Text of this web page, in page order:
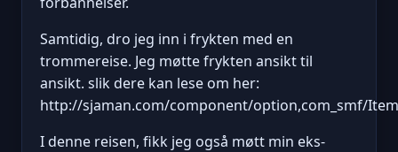
Samtidig, dro jeg inn i frykten med en
trommereise. Jeg møtte frykten ansikt til
ansikt. slik dere kan lese om her:
http://sjaman.com/component/option,com_smf/
I denne reisen, fikk jeg også møtt min eks-